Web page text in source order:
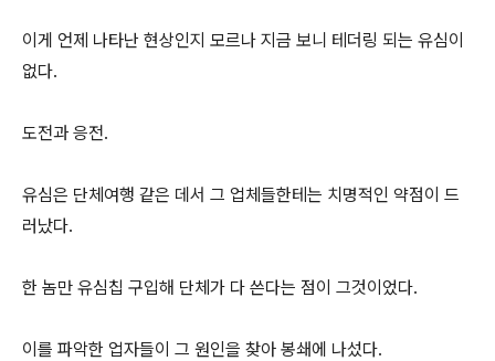
이게 언제 나타난 현상인지 모르나 지금 보니 테더링 되는 유심이
없다.
도전과 응전.
유심은 단체여행 같은 데서 그 업체들한테는 치명적인 약점이 드
러났다.
한 놈만 유심칩 구입해 단체가 다 쓴다는 점이 그것이었다.
이를 파악한 업자들이 그 원인을 찾아 봉쇄에 나섰다.